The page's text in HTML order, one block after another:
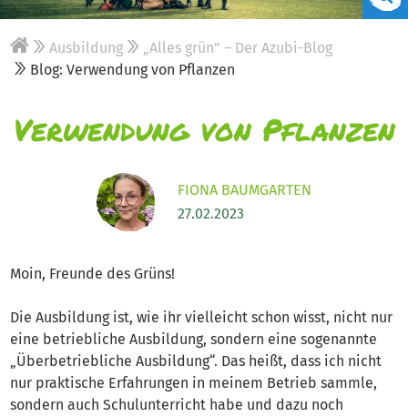
Ausbildung
„Alles grün” – Der Azubi-Blog
Blog: Verwendung von Pflanzen
Verwendung von Pflanzen
FIONA BAUMGARTEN
27.02.2023
Moin, Freunde des Grüns!
Die Ausbildung ist, wie ihr vielleicht schon wisst, nicht nur
eine betriebliche Ausbildung, sondern eine sogenannte
„Überbetriebliche Ausbildung“. Das heißt, dass ich nicht
nur praktische Erfahrungen in meinem Betrieb sammle,
sondern auch Schulunterricht habe und dazu noch